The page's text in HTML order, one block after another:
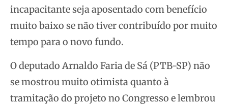
incapacitante seja aposentado com benefício
muito baixo se não tiver contribuído por muito
tempo para o novo fundo.
O deputado Arnaldo Faria de Sá (PTB-SP) não
se mostrou muito otimista quanto à
tramitação do projeto no Congresso e lembrou